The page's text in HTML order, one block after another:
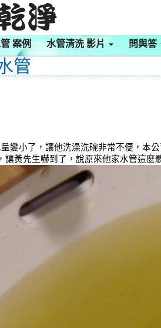
案例 水管清洗 影片 問與答
管
變小了，讓他洗澡洗碗非常不便，本
黃先生嚇到了，說原來他家水管這